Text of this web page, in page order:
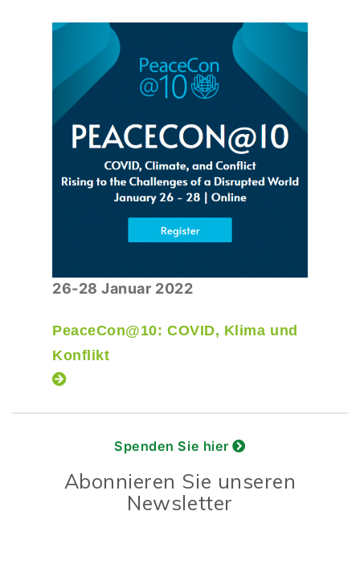
26-28 Januar 2022
PeaceCon@10: COVID, Klima und
Konflikt
Spenden Sie hier
Abonnieren Sie unseren
Newsletter